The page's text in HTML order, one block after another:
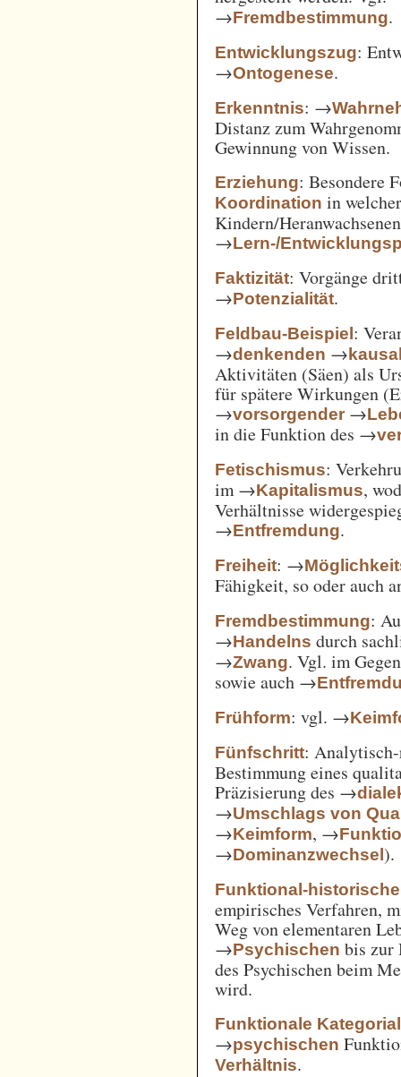
→Fremdbestimmung.
Entwicklungszug:
→Ontogenese.
Erkenntnis: →
Distanz zum
Gewinnung von Wissen.
Erziehung: Besondere
Koordination in
Kindern/
→Lern-/
Faktizität: Vorgänge
→Potenzialität.
Feldbau-Beispiel:
→denkenden →
Aktivitäten (Säen) als
für spätere Wirkungen
→vorsorgender →
in die Funktion des →
Fetischismus:
im →Kapitalismus,
Verhältnisse
→Entfremdung.
Freiheit: →
Fähigkeit, so oder auch
Fremdbestimmung:
→Handelns durch
→Zwang. Vgl. im
sowie auch →
Frühform: vgl. →
Fünfschritt:
Bestimmung eines
Präzisierung des →
→Umschlags von
→Keimform, →
→Dominanzwechsel).
Funktional-
empirisches Verfahren,
Weg von elementaren
→Psychischen bis zur
des Psychischen beim
wird.
Funktionale
→psychischen
Verhältnis.